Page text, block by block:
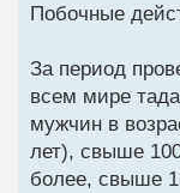
Побочные
За период
всем мире
мужчин в
лет), свыше
более, свыше